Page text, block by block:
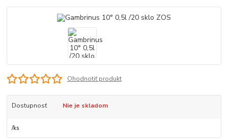
Ohodnotiť produkt
Dostupnosť Nie je skladom
/ks